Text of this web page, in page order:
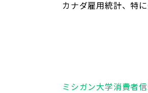
カナダ雇用統計、特
ミシガン大学消費者